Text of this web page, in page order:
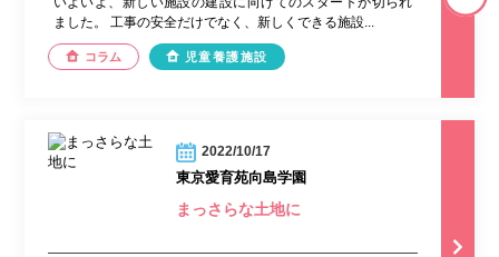
ました。 工事の安全だけでなく、新しくできる施設...
コラム 児童養護施設
2022/10/17
東京愛育苑向島学園
まっさらな土地に